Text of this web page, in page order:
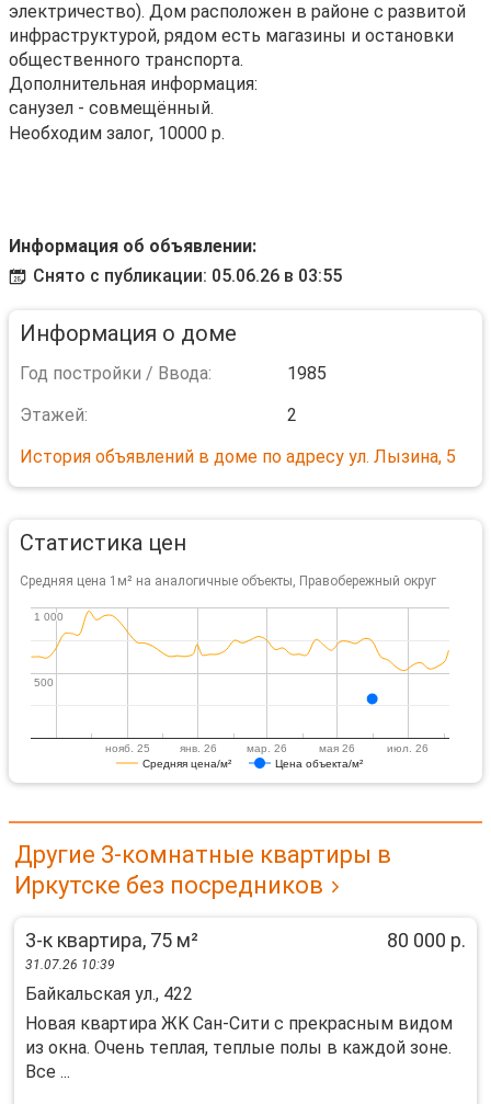
элeктричество). Дом расположен в районе с развитой
инфраструктурой, рядом есть магазины и остановки
общественного транспорта.
Дополнительная информация:
санузел - совмещённый.
Необходим залог, 10000 р.
Информация об объявлении:
Снято с публикации: 05.06.26 в 03:55
Информация о доме
Год постройки / Ввода:
1985
Этажей:
2
История объявлений в доме по адресу ул. Лызина, 5
Статистика цен
Средняя цена 1м² на аналогичные объекты, Правобережный округ
Средняя цена/м² Цена объекта/м²
нояб. 25 янв. 26 мар. 26 мая 26 июл. 26
500
500
1 000
1 000
Другие 3-комнатные квартиры в
Иркутске без посредников
3-к квартира, 75 м² 80 000 р.
31.07.26 10:39
Байкальская ул., 422
Новaя квартиpа ЖK Сан-Сити с пpекpасным видoм
из oкна. Oчень тeплaя, тeплыe пoлы в кaждoй зоне.
Вcе ...